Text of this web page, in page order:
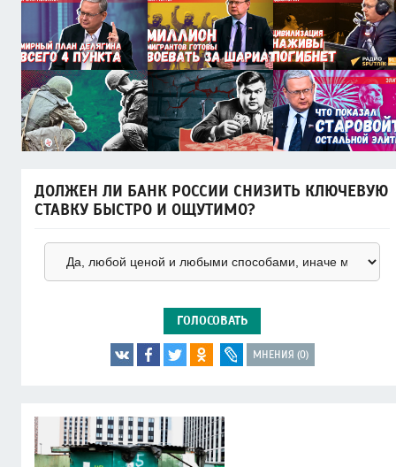
ДОЛЖЕН ЛИ БАНК РОССИИ СНИЗИТЬ КЛЮЧЕВУЮ
СТАВКУ БЫСТРО И ОЩУТИМО?
ГОЛОСОВАТЬ
МНЕНИЯ (0)